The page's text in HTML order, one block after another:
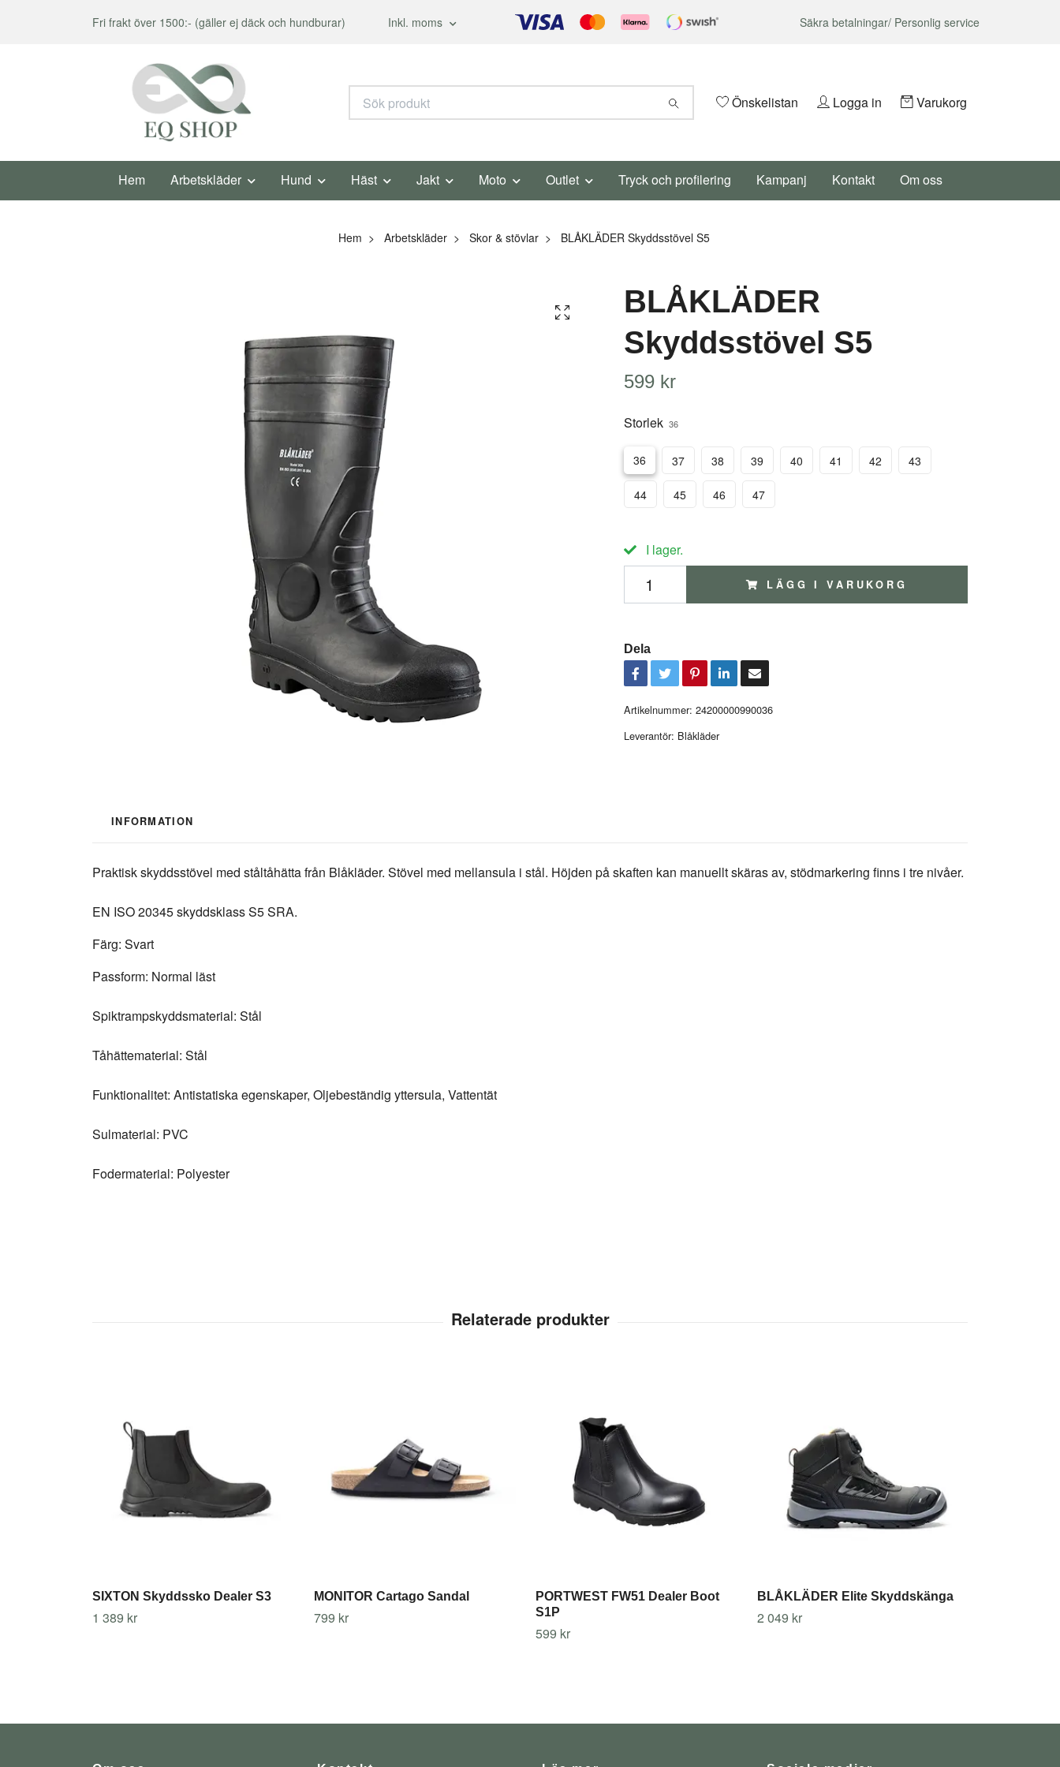
Fri frakt över 1500:- (gäller ej däck och hundburar) Inkl. moms Säkra betalningar/ Personlig service
Önskelistan Logga in Varukorg
Hem Arbetskläder Hund Häst Jakt Moto Outlet Tryck och profilering Kampanj Kontakt Om oss
Hem Arbetskläder Skor & stövlar BLÅKLÄDER Skyddsstövel S5
BLÅKLÄDER
Skyddsstövel S5
599 kr
Storlek 36
36 37 38 39 40 41 42 43
44 45 46 47
I lager.
LÄGG I VARUKORG
Dela
Artikelnummer: 24200000990036
Leverantör: Blåkläder
INFORMATION
Praktisk skyddsstövel med ståltåhätta från Blåkläder. Stövel med mellansula i stål. Höjden på skaften kan manuellt skäras av, stödmarkering finns i tre nivåer.
EN ISO 20345 skyddsklass S5 SRA.
Färg: Svart
Passform: Normal läst
Spiktrampskyddsmaterial: Stål
Tåhättematerial: Stål
Funktionalitet: Antistatiska egenskaper, Oljebeständig yttersula, Vattentät
Sulmaterial: PVC
Fodermaterial: Polyester
SIXTON Skyddssko Dealer S3
1 389 kr
MONITOR Cartago Sandal
799 kr
PORTWEST FW51 Dealer Boot
S1P
599 kr
BLÅKLÄDER Elite Skyddskänga
2 049 kr